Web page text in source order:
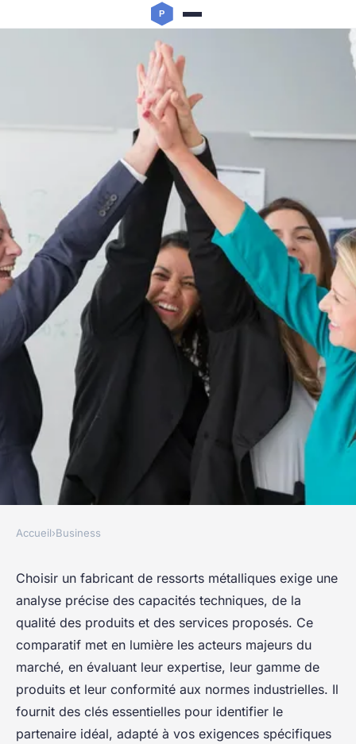
Comparatif des meilleurs
fabricants de ressorts en
solutions métalliques
Antoine• 15 octobre 2025•8 min de lecture
Accueil›Business
Choisir un fabricant de ressorts métalliques exige une
analyse précise des capacités techniques, de la
qualité des produits et des services proposés. Ce
comparatif met en lumière les acteurs majeurs du
marché, en évaluant leur expertise, leur gamme de
produits et leur conformité aux normes industrielles. Il
fournit des clés essentielles pour identifier le
partenaire idéal, adapté à vos exigences spécifiques